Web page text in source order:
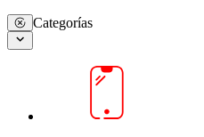
Categorías